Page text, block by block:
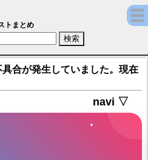
山紀彰)【キャラバンスト
トまとめ
合が発生していました。現在
navi ▽